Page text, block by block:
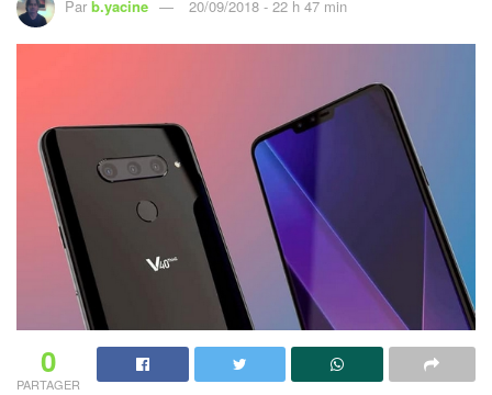
Par b.yacine 20/09/2018 - 22 h 47 min
0
PARTAGER